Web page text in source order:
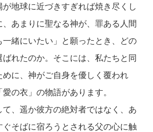
が地球に近づきすぎれば焼き尽くし
、あまりに聖なる神が、罪ある人間
一緒にいたい」と願ったとき、どの
ばれたのか。そこには、私たちと同
めに、神がご自身を優しく覆われ
の衣」の物語があります。
て、遥か彼方の絶対者ではなく、あ
ぐそばに宿ろうとされる父の心に触